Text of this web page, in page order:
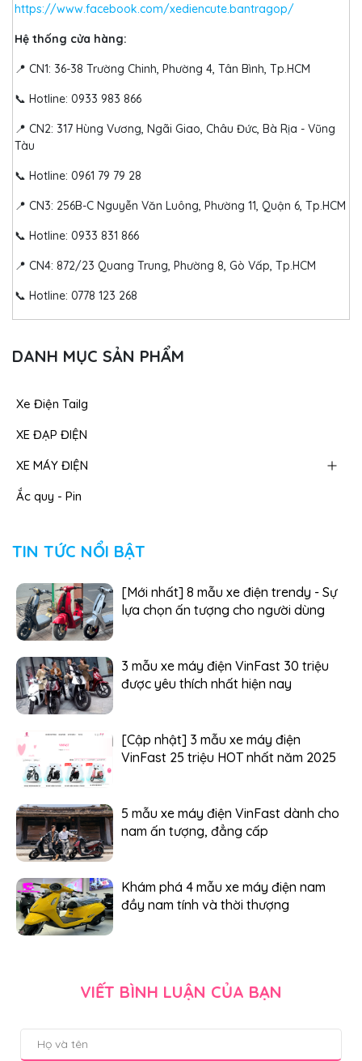
https://www.facebook.com/xediencute.bantragop/
Hệ thống cửa hàng:
📍 CN1: 36-38 Trường Chinh, Phường 4, Tân Bình, Tp.HCM
📞 Hotline: 0933 983 866
📍 CN2: 317 Hùng Vương, Ngãi Giao, Châu Đức, Bà Rịa - Vũng
Tàu
📞 Hotline: 0961 79 79 28
📍 CN3: 256B-C Nguyễn Văn Luông, Phường 11, Quận 6, Tp.HCM
📞 Hotline: 0933 831 866
📍 CN4: 872/23 Quang Trung, Phường 8, Gò Vấp, Tp.HCM
📞 Hotline: 0778 123 268
DANH MỤC SẢN PHẨM
Xe Điện Tailg
XE ĐẠP ĐIỆN
XE MÁY ĐIỆN
Ắc quy - Pin
TIN TỨC NỔI BẬT
[Mới nhất] 8 mẫu xe điện trendy - Sự
lựa chọn ấn tượng cho người dùng
3 mẫu xe máy điện VinFast 30 triệu
được yêu thích nhất hiện nay
[Cập nhật] 3 mẫu xe máy điện
VinFast 25 triệu HOT nhất năm 2025
5 mẫu xe máy điện VinFast dành cho
nam ấn tượng, đẳng cấp
Khám phá 4 mẫu xe máy điện nam
đầy nam tính và thời thượng
VIẾT BÌNH LUẬN CỦA BẠN